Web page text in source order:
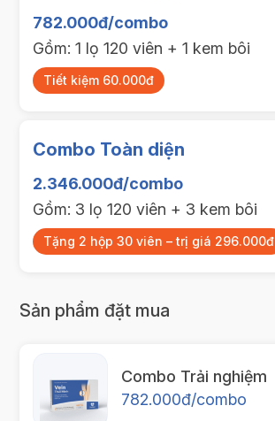
782.000đ/combo
Gồm: 1 lọ 120 viên + 1 kem bôi
Tiết kiệm 60.000đ
Combo Toàn diện
2.346.000đ/combo
Gồm: 3 lọ 120 viên + 3 kem bôi
Tặng 2 hộp 30 viên – trị giá 296.000đ
Sản phẩm đặt mua
Combo Trải nghiệm
782.000đ/combo